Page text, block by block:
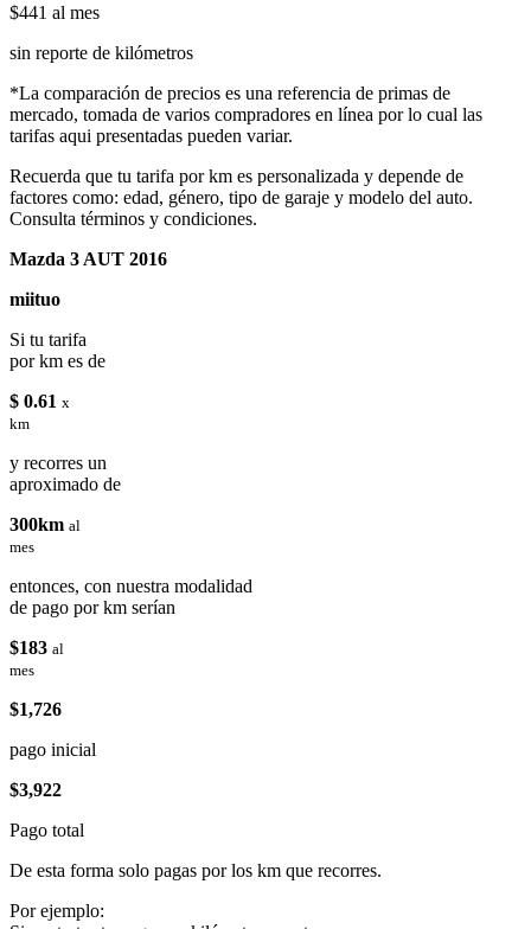
$441 al mes
sin reporte de kilómetros
*La comparación de precios es una referencia de primas de
mercado, tomada de varios compradores en línea por lo cual las
tarifas aqui presentadas pueden variar.
Recuerda que tu tarifa por km es personalizada y depende de
factores como: edad, género, tipo de garaje y modelo del auto.
Consulta términos y condiciones.
Mazda 3 AUT 2016
miituo
Si tu tarifa
por km es de
$ 0.61 x
km
y recorres un
aproximado de
300km al
mes
entonces, con nuestra modalidad
de pago por km serían
$183 al
mes
$1,726
pago inicial
$3,922
Pago total
De esta forma solo pagas por los km que recorres.
Por ejemplo: